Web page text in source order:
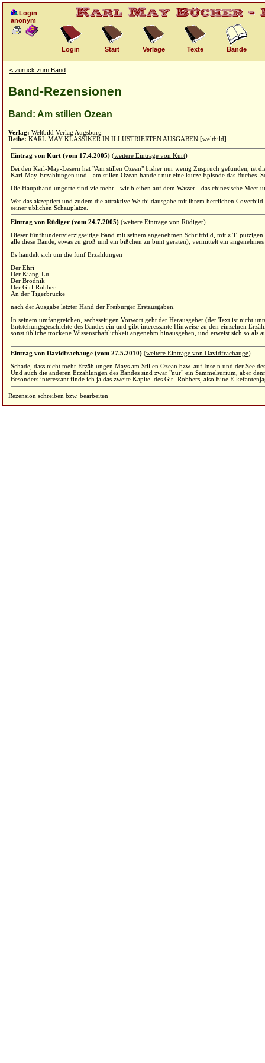
Login
anonym
Login Start Verlage Texte Bände
< zurück zum Band
Band-Rezensionen
Band: Am stillen Ozean
Verlag: Weltbild Verlag Augsburg
Reihe: KARL MAY KLASSIKER IN ILLUSTRIERTEN AUSGABEN [weltbild]
Eintrag von Kurt (vom 17.4.2005) (weitere Einträge von Kurt)
Bei den Karl-May-Lesern hat "Am stillen Ozean" bisher nur wenig Zuspruch gefunden, ist
Karl-May-Erzählungen und - am stillen Ozean handelt nur eine kurze Episode das Buches.
Die Haupthandlungorte sind vielmehr - wir bleiben auf dem Wasser - das chinesische Meer
Wer das akzeptiert und zudem die attraktive Weltbildausgabe mit ihrem herrlichen
seiner üblichen Schauplätze.
Eintrag von Rüdiger (vom 24.7.2005) (weitere Einträge von Rüdiger)
Dieser fünfhundertvierzigseitige Band mit seinem angenehmen Schriftbild, mit z.T.
alle diese Bände, etwas zu groß und ein bißchen zu bunt geraten), vermittelt ein angenehmes
Es handelt sich um die fünf Erzählungen
Der Ehri
Der Kiang-Lu
Der Brodnik
Der Girl-Robber
An der Tigerbrücke
nach der Ausgabe letzter Hand der Freiburger Erstausgaben.
In seinem umfangreichen, sechsseitigen Vorwort geht der Herausgeber (der Text ist nicht
Entstehungsgeschichte des Bandes ein und gibt interessante Hinweise zu den einzelnen
sonst übliche trockene Wissenschaftlichkeit angenehm hinausgehen, und erweist sich so
Eintrag von Davidfrachauge (vom 27.5.2010) (weitere Einträge von Davidfrachauge)
Schade, dass nicht mehr Erzählungen Mays am Stillen Ozean bzw. auf Inseln und der See
Und auch die anderen Erzählungen des Bandes sind zwar "nur" ein Sammelsurium, aber
Besonders interessant finde ich ja das zweite Kapitel des Girl-Robbers, also Eine
Rezension schreiben bzw. bearbeiten